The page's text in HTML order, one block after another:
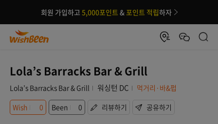
회원 가입하고 5,000포인트 &포인트 적립하자
Lola’s Barracks Bar & Grill
Lola’s Barracks Bar & Grill 워싱턴 DC
먹거리·바&펍
Wish
0 Been 0 리뷰하기 공유하기